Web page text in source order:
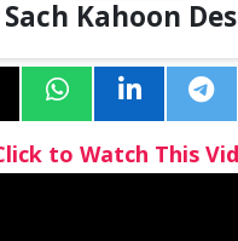
Sach Kahoon
to Watch This